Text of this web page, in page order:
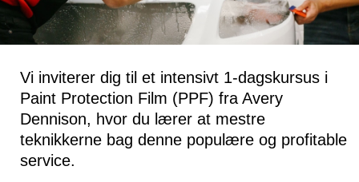
Vi inviterer dig til et intensivt 1-dagskursus i
Paint Protection Film (PPF) fra Avery
Dennison, hvor du lærer at mestre
teknikkerne bag denne populære og profitable
service.